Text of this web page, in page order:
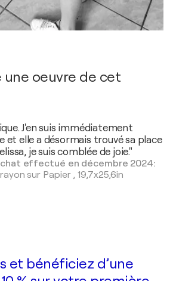
une oeuvre de cet
J'en suis immédiatement
et elle a désormais trouvé sa place
je suis comblée de joie."
effectué en décembre 2024:
sur Papier,19,7x25,6in
et bénéficiez d’une